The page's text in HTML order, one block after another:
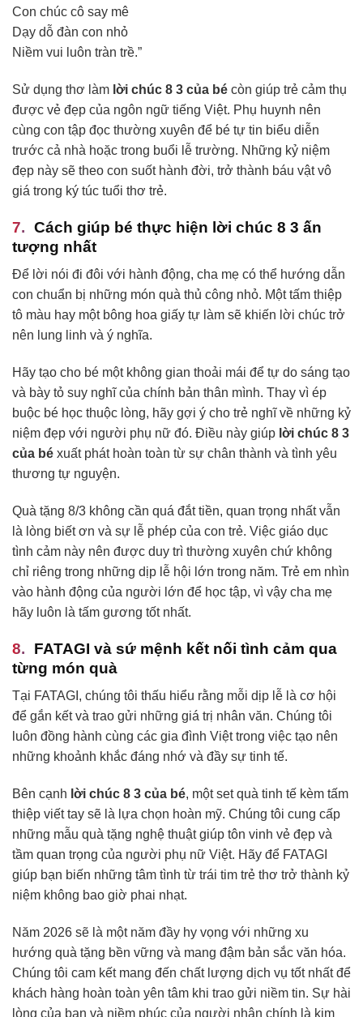
Con chúc cô say mê
Dạy dỗ đàn con nhỏ
Niềm vui luôn tràn trề.”
Sử dụng thơ làm lời chúc 8 3 của bé còn giúp trẻ cảm thụ
được vẻ đẹp của ngôn ngữ tiếng Việt. Phụ huynh nên
cùng con tập đọc thường xuyên để bé tự tin biểu diễn
trước cả nhà hoặc trong buổi lễ trường. Những kỷ niệm
đẹp này sẽ theo con suốt hành đời, trở thành báu vật vô
giá trong ký túc tuổi thơ trẻ.
Cách giúp bé thực hiện lời chúc 8 3 ấn
tượng nhất
Để lời nói đi đôi với hành động, cha mẹ có thể hướng dẫn
con chuẩn bị những món quà thủ công nhỏ. Một tấm thiệp
tô màu hay một bông hoa giấy tự làm sẽ khiến lời chúc trở
nên lung linh và ý nghĩa.
Hãy tạo cho bé một không gian thoải mái để tự do sáng tạo
và bày tỏ suy nghĩ của chính bản thân mình. Thay vì ép
buộc bé học thuộc lòng, hãy gợi ý cho trẻ nghĩ về những kỷ
niệm đẹp với người phụ nữ đó. Điều này giúp lời chúc 8 3
của bé xuất phát hoàn toàn từ sự chân thành và tình yêu
thương tự nguyện.
Quà tặng 8/3 không cần quá đắt tiền, quan trọng nhất vẫn
là lòng biết ơn và sự lễ phép của con trẻ. Việc giáo dục
tình cảm này nên được duy trì thường xuyên chứ không
chỉ riêng trong những dịp lễ hội lớn trong năm. Trẻ em nhìn
vào hành động của người lớn để học tập, vì vậy cha mẹ
hãy luôn là tấm gương tốt nhất.
FATAGI và sứ mệnh kết nối tình cảm qua
từng món quà
Tại FATAGI, chúng tôi thấu hiểu rằng mỗi dịp lễ là cơ hội
để gắn kết và trao gửi những giá trị nhân văn. Chúng tôi
luôn đồng hành cùng các gia đình Việt trong việc tạo nên
những khoảnh khắc đáng nhớ và đầy sự tinh tế.
Bên cạnh lời chúc 8 3 của bé, một set quà tinh tế kèm tấm
thiệp viết tay sẽ là lựa chọn hoàn mỹ. Chúng tôi cung cấp
những mẫu quà tặng nghệ thuật giúp tôn vinh vẻ đẹp và
tầm quan trọng của người phụ nữ Việt. Hãy để FATAGI
giúp bạn biến những tâm tình từ trái tim trẻ thơ trở thành kỷ
niệm không bao giờ phai nhạt.
Năm 2026 sẽ là một năm đầy hy vọng với những xu
hướng quà tặng bền vững và mang đậm bản sắc văn hóa.
Chúng tôi cam kết mang đến chất lượng dịch vụ tốt nhất để
khách hàng hoàn toàn yên tâm khi trao gửi niềm tin. Sự hài
lòng của bạn và niềm phúc của người nhận chính là kim